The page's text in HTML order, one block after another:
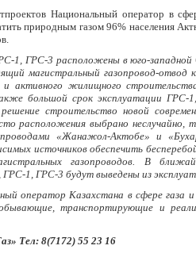
Национальный оператор в
природным газом 96% населения
1, ГРС-3 расположены в юго-
магистральный газопровод-
и активного жилищного
большой срок эксплуатации ГРС-
строительство новой
расположения выбрано неслучайно,
«Жанажол-Актобе» и
источников обеспечить
газопроводов. В
1, ГРС-3 будут выведены из
оператор Казахстана в сфере газа
транспортирующие и
Тел: 8(7172) 55 23 16